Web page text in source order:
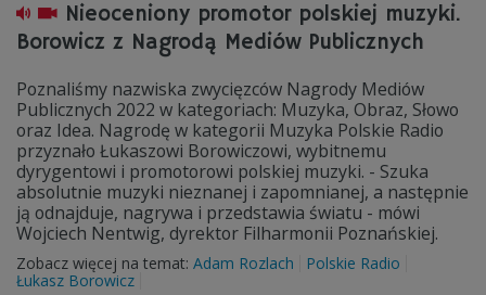
Nieoceniony promotor polskiej muzyki.
Borowicz z Nagrodą Mediów Publicznych
Poznaliśmy nazwiska zwycięzców Nagrody Mediów
Publicznych 2022 w kategoriach: Muzyka, Obraz, Słowo
oraz Idea. Nagrodę w kategorii Muzyka Polskie Radio
przyznało Łukaszowi Borowiczowi, wybitnemu
dyrygentowi i promotorowi polskiej muzyki. - Szuka
absolutnie muzyki nieznanej i zapomnianej, a następnie
ją odnajduje, nagrywa i przedstawia światu - mówi
Wojciech Nentwig, dyrektor Filharmonii Poznańskiej.
Zobacz więcej na temat: Adam Rozlach
Polskie Radio
Łukasz Borowicz